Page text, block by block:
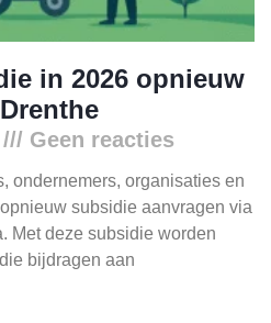
in 2026 opnieuw
Geen reacties
ondernemers, organisaties en
subsidie aanvragen via
Met deze subsidie worden
bijdragen aan